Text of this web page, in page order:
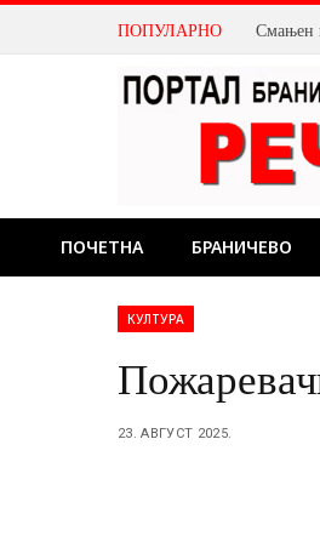
ПОПУЛАРНО
ПОЧЕТНА БРАНИЧЕВО
КУЛТУРА
23. АВГУСТ 2025.